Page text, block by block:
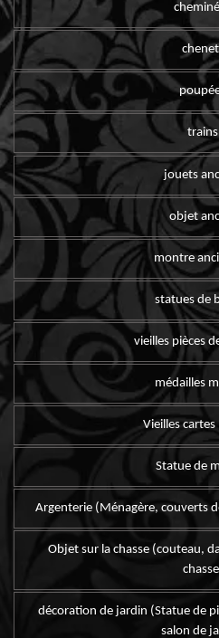
trains
jouets
objet
montre
statues de
vieilles pièces
médailles
Vieilles cartes
Statue de
Argenterie (Ménagère, couverts
Objet sur la chasse (couteau,
décoration de jardin (Statue de
salon de